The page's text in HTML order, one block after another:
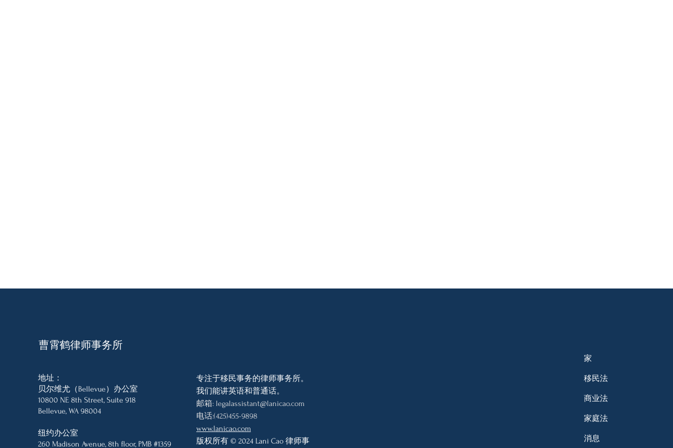
曹霄鹤律师事务所
地址：
贝尔维尤（Bellevue）办公室
10800 NE 8th Street, Suite 918
Bellevue, WA 98004
纽约办公室
260 Madison Avenue, 8th floor, PMB #1359
专注于移民事务的律师事务所。
我们能讲英语和普通话。
邮箱: legalassistant@lanicao.com
电话:(425)455-9898
www.lanicao.com
版权所有 © 2024 Lani Cao 律师事
家
移民法
商业法
家庭法
消息